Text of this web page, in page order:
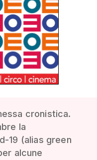
cronistica.
la
19 (alias green
alcune